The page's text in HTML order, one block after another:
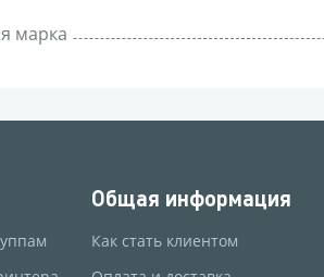
марка
Общая информация
Как стать клиентом